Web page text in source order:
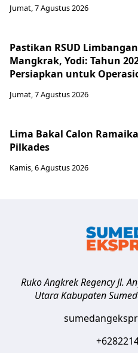
Jumat, 7 Agustus 2026
Pastikan RSUD
Mangkrak, Yodi: Tahun
Persiapkan untuk
Jumat, 7 Agustus 2026
Lima Bakal Calon
Pilkades
Kamis, 6 Agustus 2026
Ruko Angkrek Regency Jl.
Utara Kabupaten